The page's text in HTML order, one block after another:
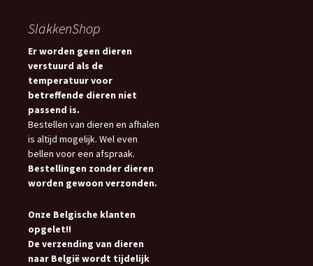
SlakkenShop
Er worden geen dieren
verstuurd als de
temperatuur voor
betreffende dieren niet
passend is.
Bestellen van dieren en afhalen
is altijd mogelijk. Wel even
bellen voor een afspraak.
Bestellingen zonder dieren
worden gewoon verzonden.
Onze Belgische klanten
opgelet!!
De verzending van dieren
naar België wordt tijdelijk